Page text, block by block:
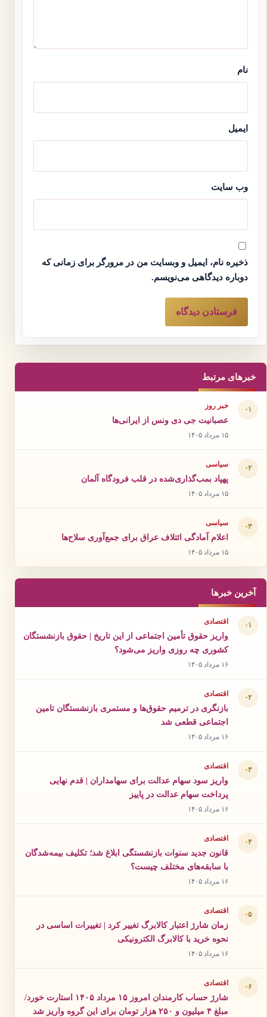
نام
ایمیل
وب‌ سایت
ذخیره نام، ایمیل و وبسایت من در مرورگر برای زمانی که
دوباره دیدگاهی می‌نویسم.
خبرهای مرتبط
۰۱ خبر روز
عصبانیت جی دی ونس از ایرانی‌ها
۱۵ مرداد ۱۴۰۵
۰۲ سیاسی
پهپاد بمب‌گذاری‌شده در قلب فرودگاه آلمان
۱۵ مرداد ۱۴۰۵
۰۳ سیاسی
اعلام آمادگی ائتلاف عراق برای جمع‌آوری سلاح‌ها
۱۵ مرداد ۱۴۰۵
آخرین خبرها
۰۱ اقتصادی
واریز حقوق تأمین اجتماعی از این تاریخ | حقوق بازنشستگان
کشوری چه روزی واریز می‌شود؟
۱۶ مرداد ۱۴۰۵
۰۲ اقتصادی
بازنگری در ترمیم حقوق‌ها و مستمری بازنشستگان تامین
اجتماعی قطعی شد
۱۶ مرداد ۱۴۰۵
۰۳ اقتصادی
واریز سود سهام عدالت برای سهامداران | قدم نهایی
پرداخت سهام عدالت در پاییز
۱۶ مرداد ۱۴۰۵
۰۴ اقتصادی
قانون جدید سنوات بازنشستگی ابلاغ شد؛ تکلیف بیمه‌شدگان
با سابقه‌های مختلف چیست؟
۱۶ مرداد ۱۴۰۵
۰۵ اقتصادی
زمان شارژ اعتبار کالابرگ تغییر کرد | تغییرات اساسی در
نحوه خرید با کالابرگ الکترونیکی
۱۶ مرداد ۱۴۰۵
۰۶ اقتصادی
شارژ حساب کارمندان امروز ۱۵ مرداد ۱۴۰۵ استارت خورد/
مبلغ ۴ میلیون و ۲۵۰ هزار تومان برای این گروه واریز شد